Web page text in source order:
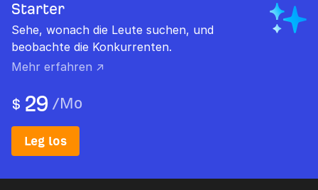
Starter
Sehe, wonach die Leute suchen, und
beobachte die Konkurrenten.
Mehr erfahren ↗
$ 29 /Mo
Leg los